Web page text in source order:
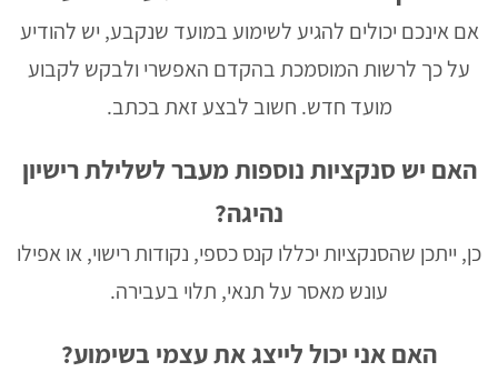
אם אינכם יכולים להגיע לשימוע במועד שנקבע, יש להודיע
על כך לרשות המוסמכת בהקדם האפשרי ולבקש לקבוע
מועד חדש. חשוב לבצע זאת בכתב.
האם יש סנקציות נוספות מעבר לשלילת רישיון
נהיגה?
כן, ייתכן שהסנקציות יכללו קנס כספי, נקודות רישוי, או אפילו
עונש מאסר על תנאי, תלוי בעבירה.
האם אני יכול לייצג את עצמי בשימוע?